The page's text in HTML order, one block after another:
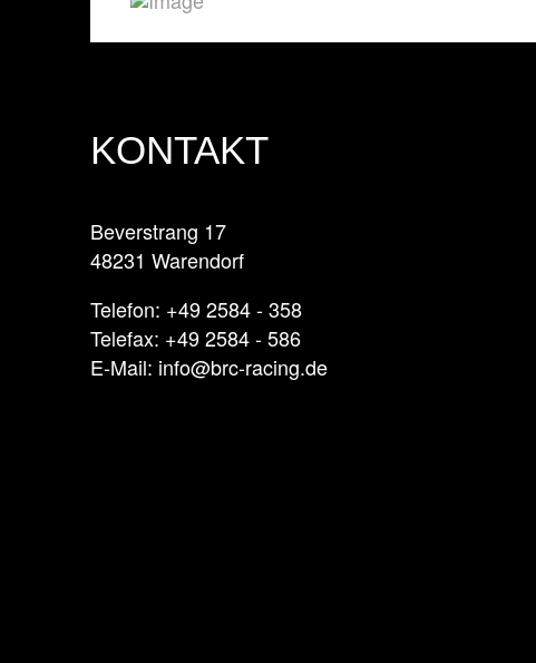
KONTAKT
Beverstrang 17
48231 Warendorf
Telefon: +49 2584 - 358
Telefax: +49 2584 - 586
E-Mail: info@brc-racing.de